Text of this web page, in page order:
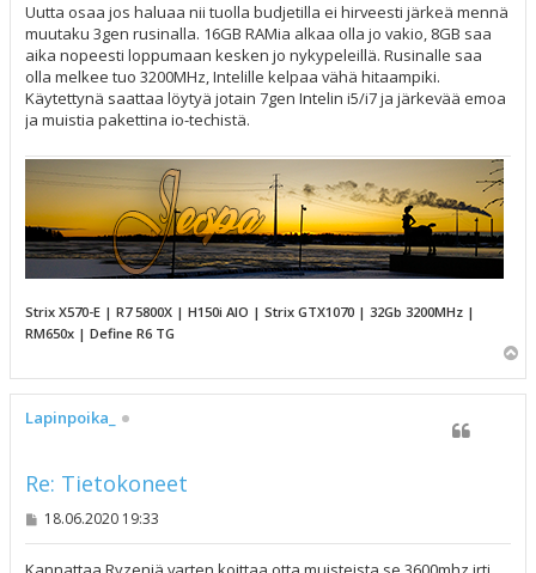
Uutta osaa jos haluaa nii tuolla budjetilla ei hirveesti järkeä mennä
muutaku 3gen rusinalla. 16GB RAMia alkaa olla jo vakio, 8GB saa
aika nopeesti loppumaan kesken jo nykypeleillä. Rusinalle saa
olla melkee tuo 3200MHz, Intelille kelpaa vähä hitaampiki.
Käytettynä saattaa löytyä jotain 7gen Intelin i5/i7 ja järkevää emoa
ja muistia pakettina io-techistä.
Strix X570-E | R7 5800X | H150i AIO | Strix GTX1070 | 32Gb 3200MHz |
RM650x | Define R6 TG
l
ö
Lapinpoika_
Re: Tietokoneet
V
e
s
18.06.2020 19:33